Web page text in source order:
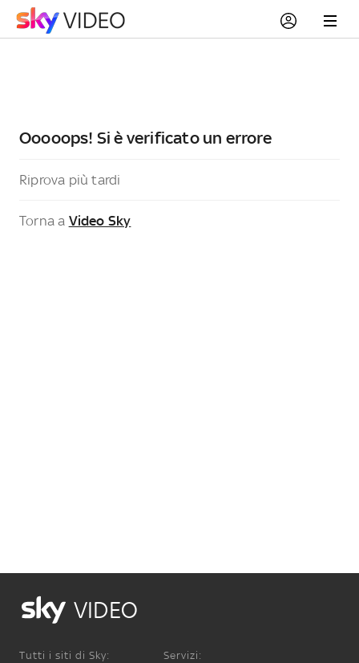
Ooooops! Si è verificato un errore
Riprova più tardi
Torna a Video Sky
VIDEO
Tutti i siti di Sky: Servizi: